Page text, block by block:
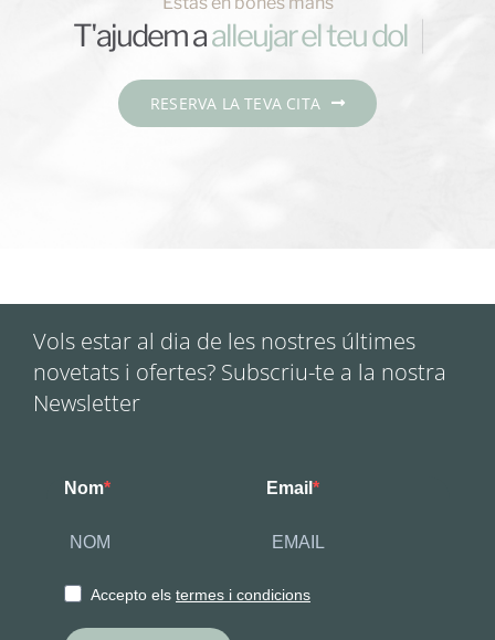
T'ajudem a
RESERVA LA TEVA CITA
Vols estar al dia de les nostres últimes
novetats i ofertes? Subscriu-te a la nostra
Newsletter
Nom Email
Accepto els termes i condicions